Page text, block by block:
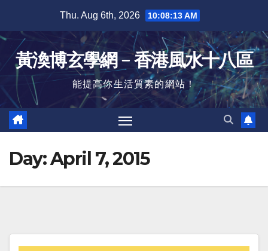
content
Thu. Aug 6th, 2026 10:08:14 AM
黃渙博玄學網﹣香港風水十八區
能提高你生活質素的網站！
Day:April 7, 2015